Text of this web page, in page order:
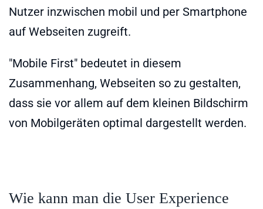
Nutzer inzwischen mobil und per Smartphone
auf Webseiten zugreift.
"Mobile First" bedeutet in diesem
Zusammenhang, Webseiten so zu gestalten,
dass sie vor allem auf dem kleinen Bildschirm
von Mobilgeräten optimal dargestellt werden.
Wie kann man die User Experience